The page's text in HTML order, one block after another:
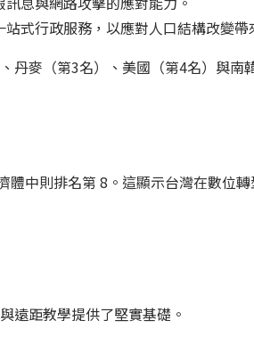
式行政服務，以應對人口結構改變帶
丹麥（第3名）、美國（第4名）與南
中則排名第 8。這顯示台灣在數位
遠距教學提供了堅實基礎。